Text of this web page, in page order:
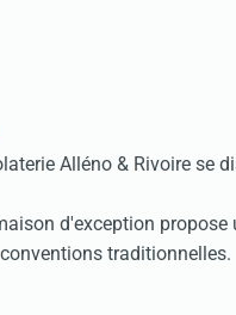
Alléno & Rivoire se
d'exception propose
traditionnelles.